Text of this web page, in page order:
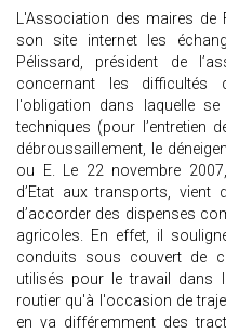
L'Association des maires de
son site internet les
Pélissard, président de
concernant les difficultés
l'obligation dans laquelle
techniques (pour l’entretien
débroussaillement, le
ou E. Le 22 novembre
d’Etat aux transports, vient
d’accorder des dispenses
agricoles. En effet, il
conduits sous couvert de
utilisés pour le travail dans
routier qu'à l'occasion de
en va différemment des